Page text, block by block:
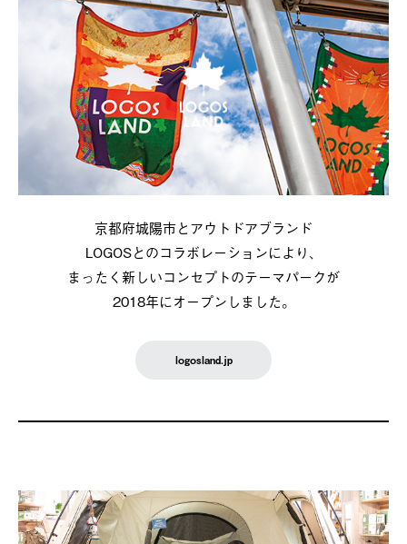
京都府城陽市とアウトドアブランド
LOGOSとのコラボレーションにより、
まったく新しいコンセプトのテーマパークが
2018年にオープンしました。
logosland.jp